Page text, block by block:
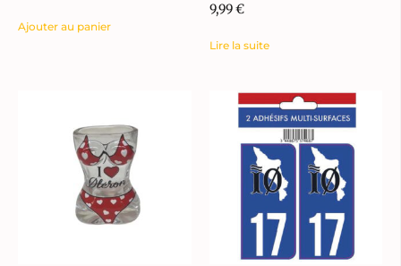
Ajouter au panier
9,99€
Lire la suite